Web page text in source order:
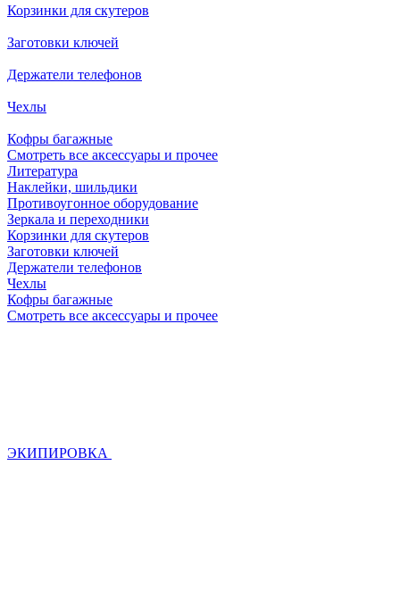
Корзинки для скутеров
Заготовки ключей
Держатели телефонов
Чехлы
Кофры багажные
Смотреть все аксессуары и прочее
Литература
Наклейки, шильдики
Противоугонное оборудование
Зеркала и переходники
Корзинки для скутеров
Заготовки ключей
Держатели телефонов
Чехлы
Кофры багажные
Смотреть все аксессуары и прочее
ЭКИПИРОВКА